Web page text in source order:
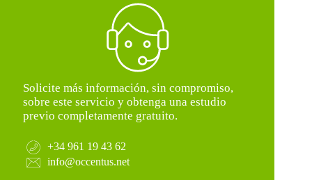
Solicite más información, sin compromiso,
sobre este servicio y obtenga una estudio
previo completamente gratuito.
+34 961 19 43 62
info@occentus.net